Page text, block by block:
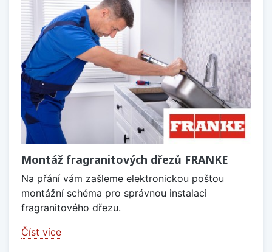
Montáž fragranitových dřezů FRANKE
Na přání vám zašleme elektronickou poštou
montážní schéma pro správnou instalaci
fragranitového dřezu.
Číst více